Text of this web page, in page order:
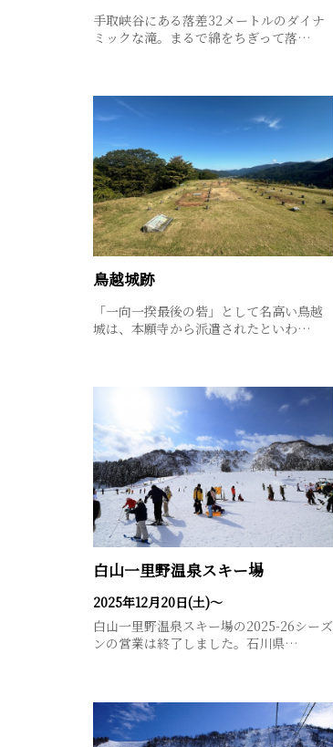
手取峡谷にある落差32メートルのダイナ
ミックな滝。まるで綿をちぎって落…
鳥越城跡
「一向一揆最後の砦」として名高い鳥越
城は、本願寺から派遣されたといわ…
白山一里野温泉スキー場
2025年12月20日(土)～
白山一里野温泉スキー場の2025-26シーズ
ンの営業は終了しました。石川県…